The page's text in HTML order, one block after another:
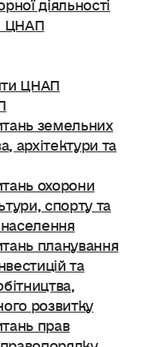
ЦНАП
ЦНАП
земельних
архітектури та
охорони
спорту та
планування
та
розвитку
прав